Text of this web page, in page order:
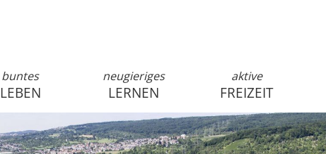
anmelden
buntes
LEBEN
neugieriges
LERNEN
aktive
FREIZEIT